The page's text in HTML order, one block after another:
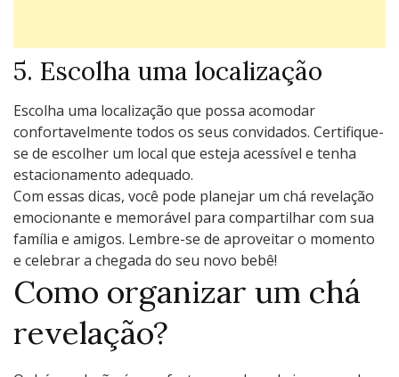
5. Escolha uma localização
Escolha uma localização que possa acomodar
confortavelmente todos os seus convidados. Certifique-
se de escolher um local que esteja acessível e tenha
estacionamento adequado.
Com essas dicas, você pode planejar um chá revelação
emocionante e memorável para compartilhar com sua
família e amigos. Lembre-se de aproveitar o momento
e celebrar a chegada do seu novo bebê!
Como organizar um chá
revelação?